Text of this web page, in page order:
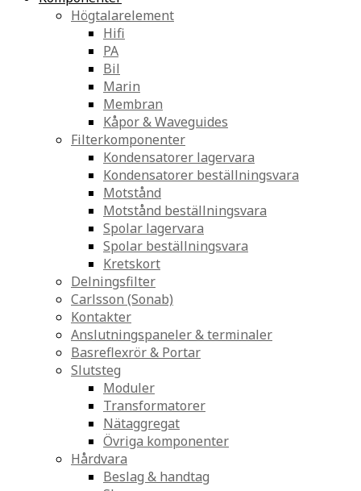
Högtalarelement
Hifi
PA
Bil
Marin
Membran
Kåpor & Waveguides
Filterkomponenter
Kondensatorer lagervara
Kondensatorer beställningsvara
Motstånd
Motstånd beställningsvara
Spolar lagervara
Spolar beställningsvara
Kretskort
Delningsfilter
Carlsson (Sonab)
Kontakter
Anslutningspaneler & terminaler
Basreflexrör & Portar
Slutsteg
Moduler
Transformatorer
Nätaggregat
Övriga komponenter
Hårdvara
Beslag & handtag